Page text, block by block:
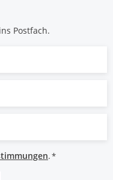
Postfach.
.*